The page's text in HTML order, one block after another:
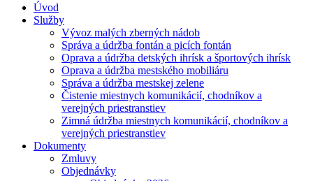
Úvod
Služby
Vývoz malých zberných nádob
Správa a údržba fontán a picích fontán
Oprava a údržba detských ihrísk a športových ihrísk
Oprava a údržba mestského mobiliáru
Správa a údržba mestskej zelene
Čistenie miestnych komunikácií, chodníkov a
verejných priestranstiev
Zimná údržba miestnych komunikácií, chodníkov a
verejných priestranstiev
Dokumenty
Zmluvy
Objednávky